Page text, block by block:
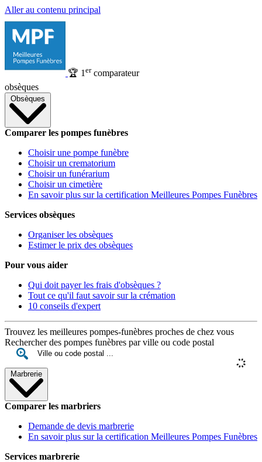
Aller au contenu principal
🏆 1 ercomparateur
obsèques
Obsèques
Comparer les pompes funèbres
Choisir une pompe funèbre
Choisir un crematorium
Choisir un funérarium
Choisir un cimetière
En savoir plus sur la certification Meilleures Pompes Funèbres
Services obsèques
Organiser les obsèques
Estimer le prix des obsèques
Pour vous aider
Qui doit payer les frais d'obsèques ?
Tout ce qu'il faut savoir sur la crémation
10 conseils d'expert
Trouvez les meilleures pompes-funèbres proches de chez vous
Rechercher des pompes funèbres par ville ou code postal
Marbrerie
Comparer les marbriers
Demande de devis marbrerie
En savoir plus sur la certification Meilleures Pompes Funèbres
Services marbrerie